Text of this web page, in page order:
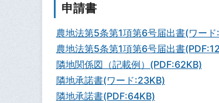
申請書
農地法第5条第1項第6号届出書(ワー
農地法第5条第1項第6号届出書
隣地関係図（記載例）(PDF:62KB)
隣地承諾書(ワード:23KB)
隣地承諾書(PDF:64KB)